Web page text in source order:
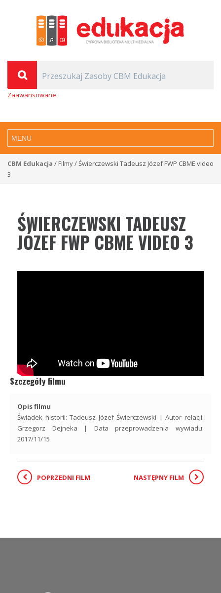
Zaawansowane
CBM Edukacja / Filmy / Świerczewski Tadeusz Józef FWP CBME video
3
ŚWIERCZEWSKI TADEUSZ
JÓZEF FWP CBME VIDEO 3
Szczegóły filmu
Opis filmu
Świadek historii: Tadeusz Józef Świerczewski | Autor relacji:
Grzegorz Dejneka | Data przeprowadzenia wywiadu:
2017/11/15
POPRZEDNI FILM NASTĘPNY FILM